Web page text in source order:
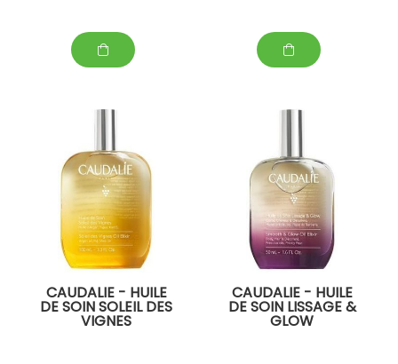
CAUDALIE - HUILE
DE SOIN SOLEIL DES
VIGNES
CAUDALIE - HUILE
DE SOIN LISSAGE &
GLOW